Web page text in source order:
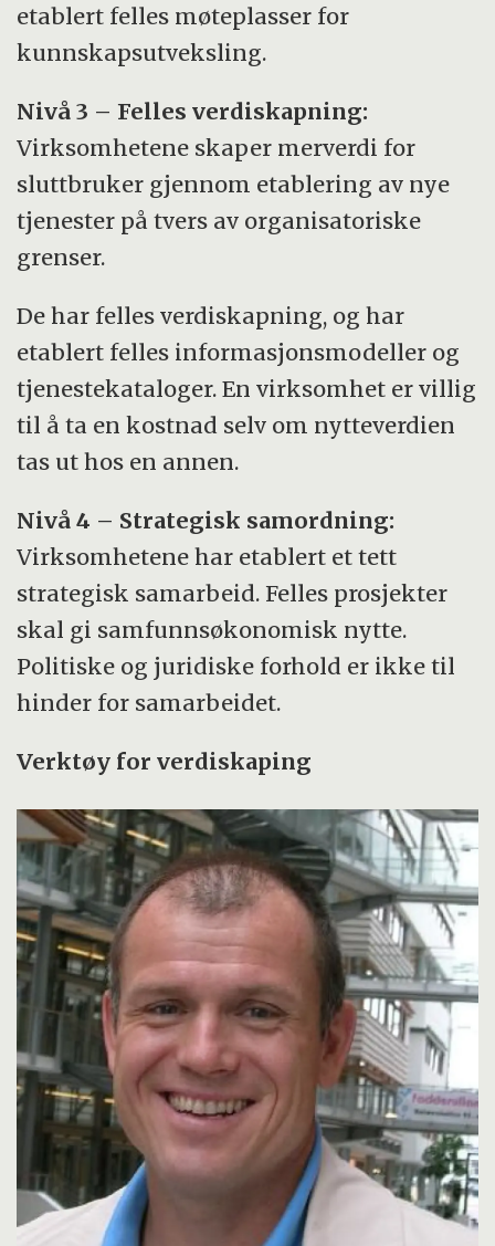
etablert felles møteplasser for
kunnskapsutveksling.
Nivå 3 – Felles verdiskapning:
Virksomhetene skaper merverdi for
sluttbruker gjennom etablering av nye
tjenester på tvers av organisatoriske
grenser.
De har felles verdiskapning, og har
etablert felles informasjonsmodeller og
tjenestekataloger. En virksomhet er villig
til å ta en kostnad selv om nytteverdien
tas ut hos en annen.
Nivå 4 – Strategisk samordning:
Virksomhetene har etablert et tett
strategisk samarbeid. Felles prosjekter
skal gi samfunnsøkonomisk nytte.
Politiske og juridiske forhold er ikke til
hinder for samarbeidet.
Verktøy for verdiskaping